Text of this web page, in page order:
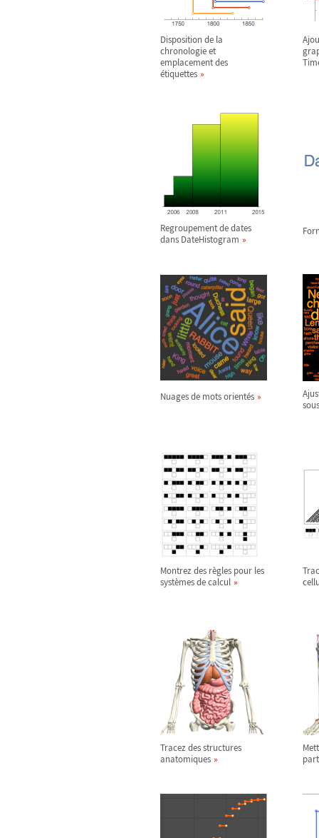
Disposition de la
chronologie et
emplacement des
étiquettes
Regroupement de dates
dans DateHistogram
Nuages de mots orientés
Montrez des règles pour les
systèmes de calcul
Tracez des structures
anatomiques